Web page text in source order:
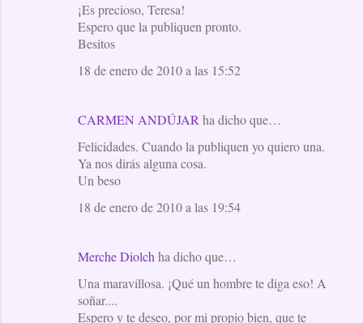
¡Es precioso, Teresa!
Espero que la publiquen pronto.
Besitos
18 de enero de 2010 a las 15:52
CARMEN ANDÚJAR ha dicho que…
Felicidades. Cuando la publiquen yo quiero una.
Ya nos dirás alguna cosa.
Un beso
18 de enero de 2010 a las 19:54
Merche Diolch ha dicho que…
Una maravillosa. ¡Qué un hombre te diga eso! A
soñar....
Espero y te deseo, por mi propio bien, que te